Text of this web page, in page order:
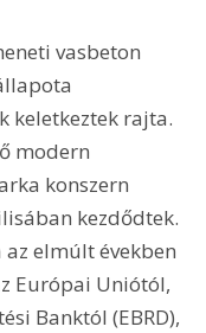
vasbeton
keletkeztek rajta.
modern
konszern
kezdődtek.
az elmúlt években
Európai Uniótól,
Banktól (EBRD),